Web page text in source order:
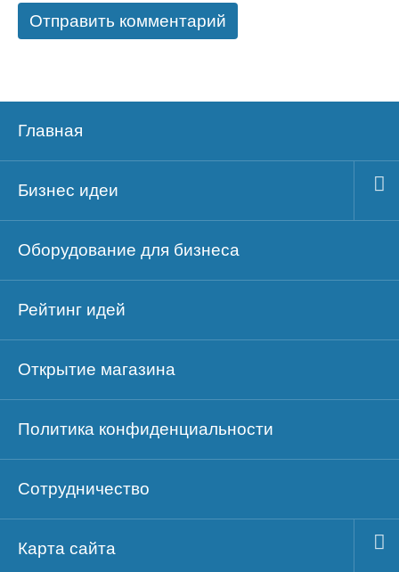
Главная
Бизнес идеи
Оборудование для бизнеса
Рейтинг идей
Открытие магазина
Политика конфиденциальности
Сотрудничество
Карта сайта